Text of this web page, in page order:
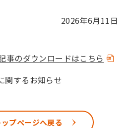
2026年6月11日
事のダウンロードはこちら
関するお知らせ
プページへ戻る